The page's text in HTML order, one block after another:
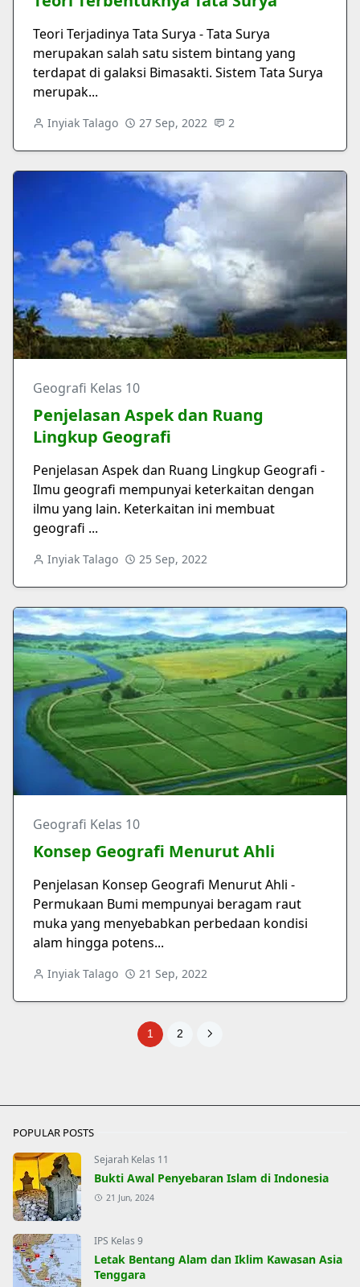
Teori Terjadinya Tata Surya - Tata Surya
merupakan salah satu sistem bintang yang
terdapat di galaksi Bimasakti. Sistem Tata Surya
merupak...
Inyiak Talago 27 Sep, 2022 2
Geografi Kelas 10
Penjelasan Aspek dan Ruang
Lingkup Geografi
Penjelasan Aspek dan Ruang Lingkup Geografi -
Ilmu geografi mempunyai keterkaitan dengan
ilmu yang lain. Keterkaitan ini membuat
geografi ...
Inyiak Talago 25 Sep, 2022
Geografi Kelas 10
Konsep Geografi Menurut Ahli
Penjelasan Konsep Geografi Menurut Ahli -
Permukaan Bumi mempunyai beragam raut
muka yang menyebabkan perbedaan kondisi
alam hingga potens...
Inyiak Talago 21 Sep, 2022
1 2
POPULAR POSTS
Sejarah Kelas 11
Bukti Awal Penyebaran Islam di Indonesia
21 Jun, 2024
IPS Kelas 9
Letak Bentang Alam dan Iklim Kawasan Asia
Tenggara